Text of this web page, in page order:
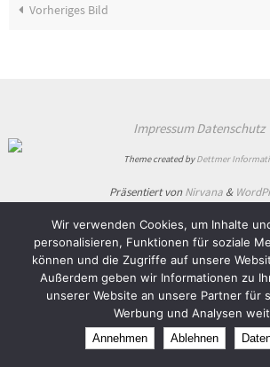
Vorheriges Bild
Impressum Datenschutz
Theme created byDettmer
Präsentiert vonNirvana &
Wir verwenden Cookies, um Inhalte
personalisieren, Funktionen für soziale
können und die Zugriffe auf unsere
Außerdem geben wir Informationen zu
unserer Website an unsere Partner für
Werbung und Analysen
Annehmen Ablehnen